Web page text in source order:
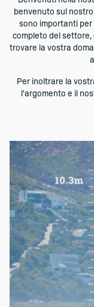
benvenuto sul
sono importanti per
completo del settore,
trovare la vostra
Per inoltrare la
l'argomento e il